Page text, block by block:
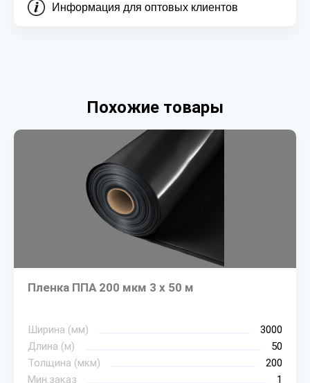
Информация для оптовых клиентов
Похожие товары
Пленка ППА 200 мкм 3 х 50 м
Ширина (мм)
3000
Длина (м)
50
Толщина (мкм)
200
Мин.заказ
1